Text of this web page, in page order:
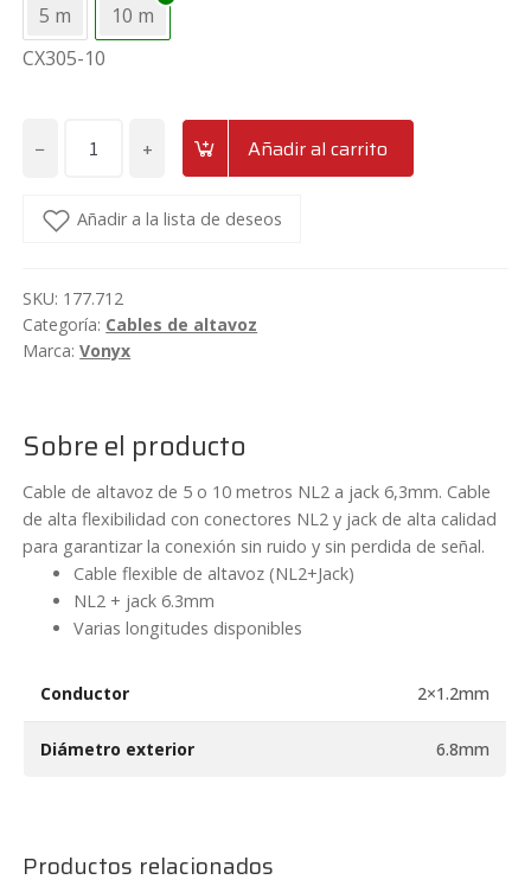
5 m
10 m
CX305-10
−
altavoz
6.3
de
CX305
cantidad
+ Añadir al carrito
Añadir a la lista de deseos
SKU: 177.712
Categoría: Cables de altavoz
Marca:Vonyx
Sobre el producto
Cable de altavoz de 5 o 10 metros NL2 a jack 6,3mm. Cable
de alta flexibilidad con conectores NL2 y jack de alta calidad
para garantizar la conexión sin ruido y sin perdida de señal.
Cable flexible de altavoz (NL2+Jack)
NL2 + jack 6.3mm
Varias longitudes disponibles
Conductor 2×1.2mm
Diámetro exterior 6.8mm
Productos relacionados